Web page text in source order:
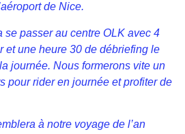
de Nice.
se passer au centre OLK avec 4
et une heure 30 de débriefing le
journée. Nous formerons vite un
pour rider en journée et profiter de
à notre voyage de l’an